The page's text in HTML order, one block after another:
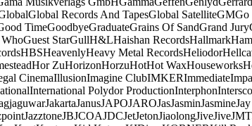
Global Records And TapesGlobal SatelliteGMGo
TimeGoodbyeGraduateGrains Of SandGrand Jury
WhoGuest StarGullH&LHaishan RecordsHallmark
HBSHeavenlyHeavy Metal RecordsHeliodor
Hor ZuHorizonHorzuHotHot WaxHouseworks
CinemaIllusionImagine ClubIMKERImmediate
International Polydor ProductionInterphon
JakartaJanusJAPOJAROJasJasminJasmine
JazztoneJBJCOAJDCJetJetonJiaolongJiveJiveJMT